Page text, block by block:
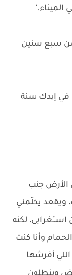
سبع سنين
إيدك سنة
الأرض جنب
ويقعد يكلّمني
استغرابي، لكنه
وأنا كنت
أفرشها